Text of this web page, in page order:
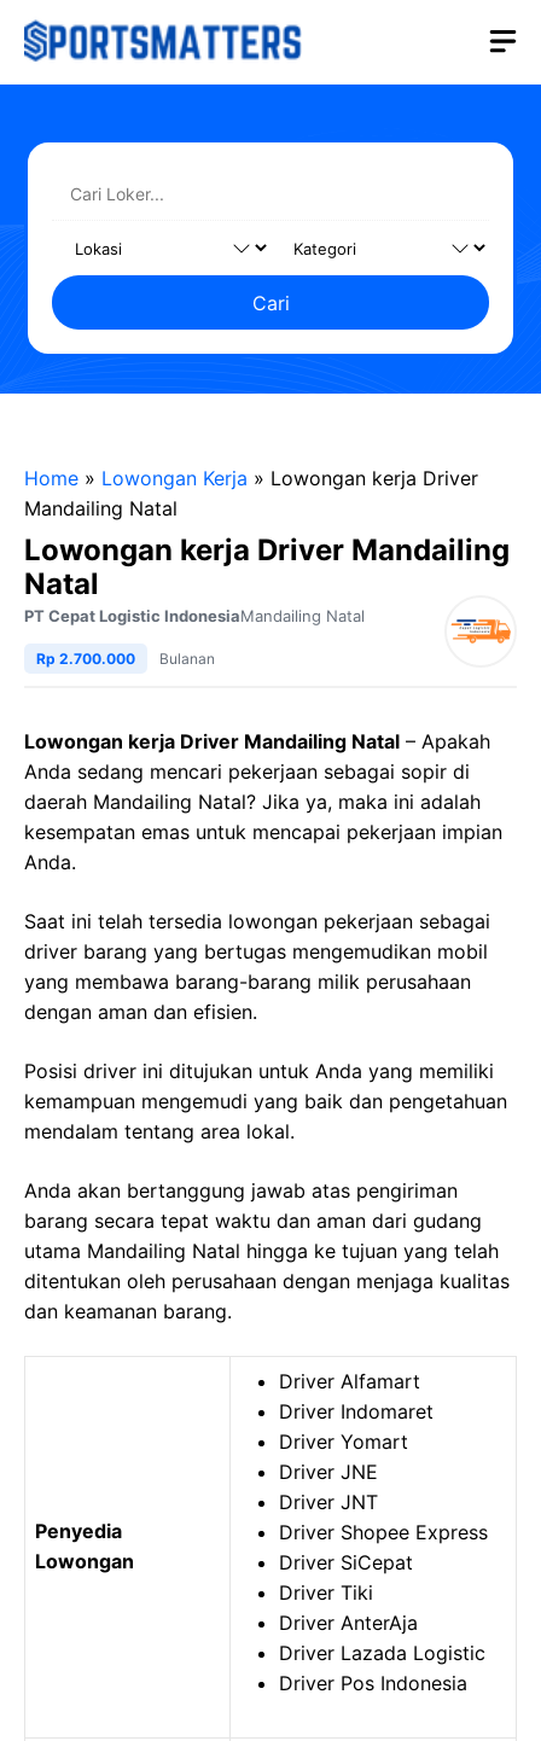
Langsung
Cari
Home » Lowongan Kerja » Lowongan kerja Driver
Mandailing Natal
Lowongan kerja Driver Mandailing
Natal
PT Cepat Logistic IndonesiaMandailing Natal
Rp 2.700.000 Bulanan
Lowongan kerja Driver Mandailing Natal – Apakah
Anda sedang mencari pekerjaan sebagai sopir di
daerah Mandailing Natal? Jika ya, maka ini adalah
kesempatan emas untuk mencapai pekerjaan impian
Anda.
Saat ini telah tersedia lowongan pekerjaan sebagai
driver barang yang bertugas mengemudikan mobil
yang membawa barang-barang milik perusahaan
dengan aman dan efisien.
Posisi driver ini ditujukan untuk Anda yang memiliki
kemampuan mengemudi yang baik dan pengetahuan
mendalam tentang area lokal.
Anda akan bertanggung jawab atas pengiriman
barang secara tepat waktu dan aman dari gudang
utama Mandailing Natal hingga ke tujuan yang telah
ditentukan oleh perusahaan dengan menjaga kualitas
dan keamanan barang.
Penyedia
Lowongan
Driver Alfamart
Driver Indomaret
Driver Yomart
Driver JNE
Driver JNT
Driver Shopee Express
Driver SiCepat
Driver Tiki
Driver AnterAja
Driver Lazada Logistic
Driver Pos Indonesia